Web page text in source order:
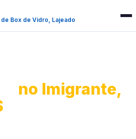
Box de Vidro, Lajeado
no Imigrante,